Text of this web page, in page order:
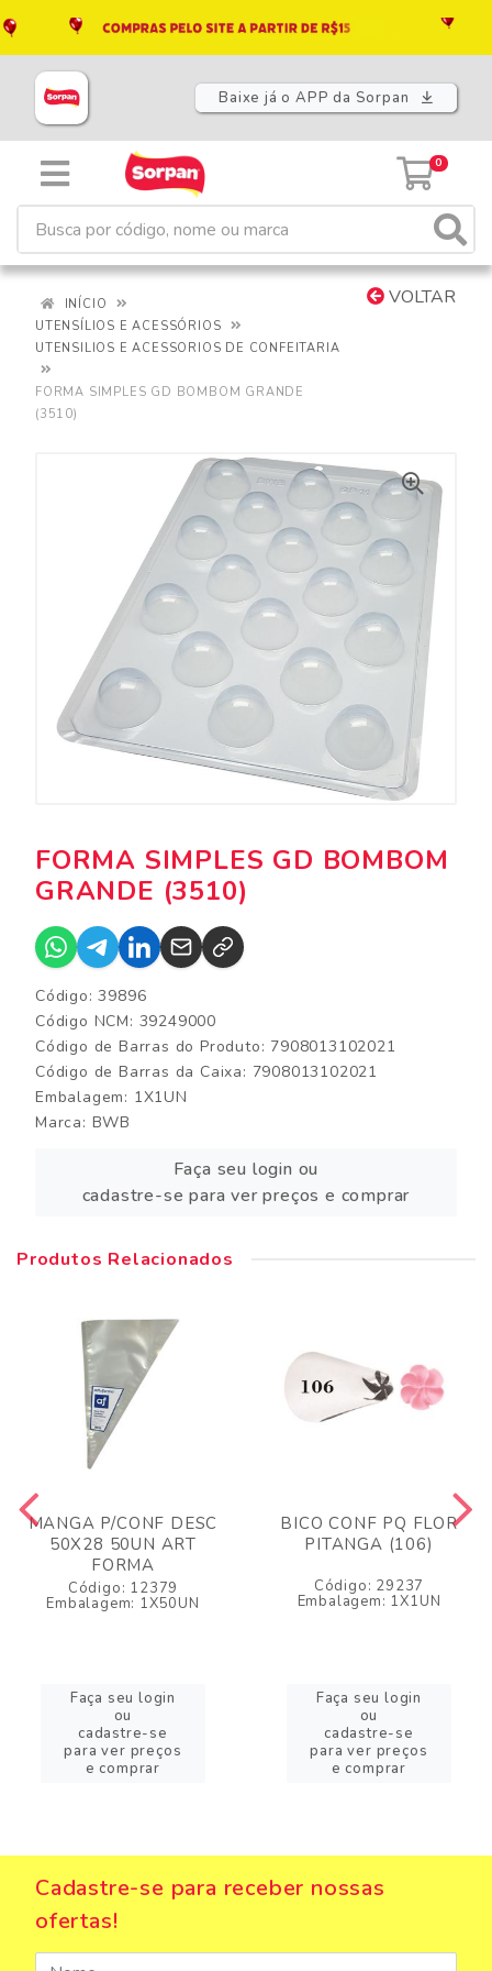
Baixe já o APP da Sorpan
0
VOLTAR
INÍCIO
UTENSÍLIOS E ACESSÓRIOS
UTENSILIOS E ACESSORIOS DE CONFEITARIA
FORMA SIMPLES GD BOMBOM GRANDE
(3510)
FORMA SIMPLES GD BOMBOM
GRANDE (3510)
Código: 39896
Código NCM: 39249000
Código de Barras do Produto: 7908013102021
Código de Barras da Caixa: 7908013102021
Embalagem: 1X1UN
Marca: BWB
Faça seu login ou
cadastre-se para ver preços e comprar
Produtos Relacionados
MANGA P/CONF DESC
50X28 50UN ART
FORMA
Código: 12379
Embalagem: 1X50UN
Faça seu login
ou
cadastre-se
para ver preços
e comprar
BICO CONF PQ FLOR
PITANGA (106)
Código: 29237
Embalagem: 1X1UN
Faça seu login
ou
cadastre-se
para ver preços
e comprar
Cadastre-se para receber nossas
ofertas!